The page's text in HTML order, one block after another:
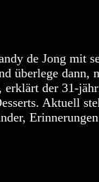
de Jong mit
überlege
der 31-
Aktuell